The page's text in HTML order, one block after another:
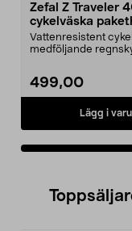
Zefal Z Traveler
cykelväska
Vattenresistent
medföljande
499,00
Lägg i